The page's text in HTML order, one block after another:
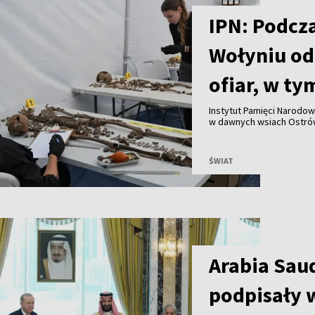
IPN:
Wołyniu
ofiar, w
Instytut Pamięci
w dawnych wsiach
ŚWIAT
Arabia
podpisały